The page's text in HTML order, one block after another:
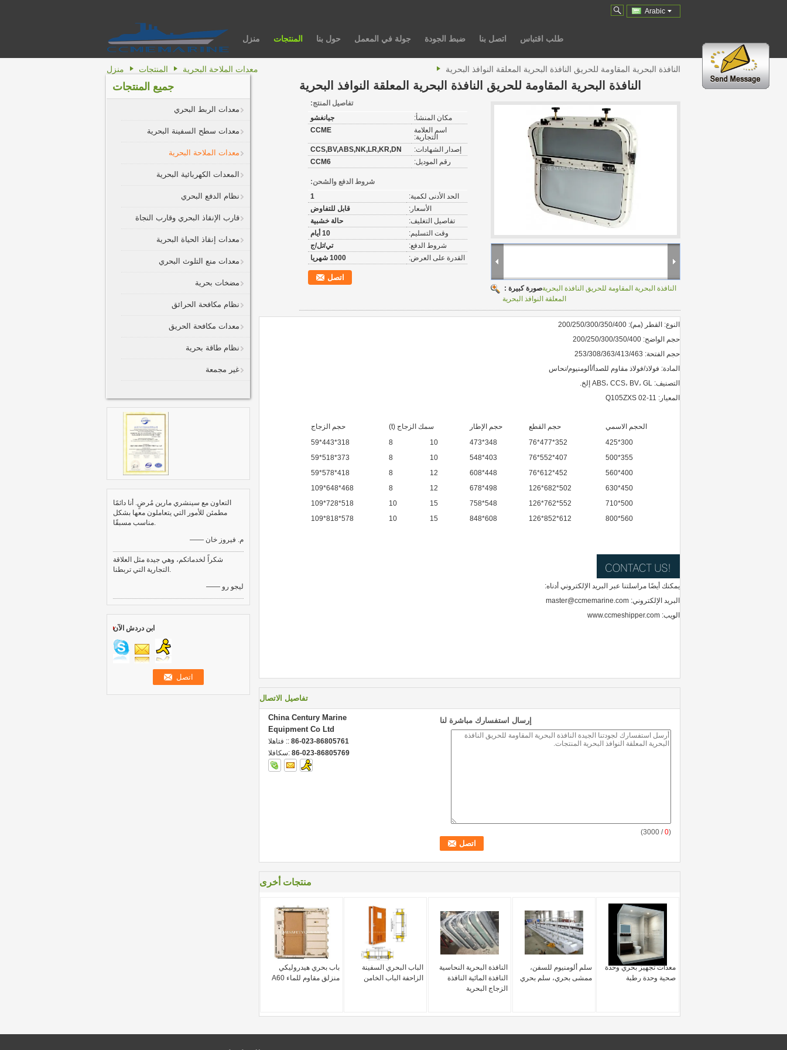
Arabic
منزل المنتجات حول بنا جولة في المعمل ضبط الجودة اتصل بنا طلب اقتباس
منزل المنتجات معدات الملاحة البحرية النافذة البحرية المقاومة للحريق النافذة البحرية المعلقة النوافذ البحرية
جميع المنتجات
معدات الربط البحري
معدات سطح السفينة البحرية
معدات الملاحة البحرية
المعدات الكهربائية البحرية
نظام الدفع البحري
قارب الإنقاذ البحري وقارب النجاة
معدات إنقاذ الحياة البحرية
معدات منع التلوث البحري
مضخات بحرية
نظام مكافحة الحرائق
معدات مكافحة الحريق
نظام طاقة بحرية
غير مجمعة
التعاون مع سينشري مارين مُرضٍ. أنا دائمًا
مطمئن للأمور التي يتعاملون معها بشكل
مناسب مسبقًا.
—— م. فيروز خان
شكراً لخدماتكم، وهي جيدة مثل العلاقة
التجارية التي تربطنا.
—— ليجو رو
ابن دردش الآن
النافذة البحرية المقاومة للحريق النافذة البحرية المعلقة النوافذ البحرية
صورة كبيرة :النافذة البحرية المقاومة للحريق النافذة البحرية
المعلقة النوافذ البحرية
تفاصيل المنتج:
مكان المنشأ:
جيانغشو
اسم العلامة
التجارية:
CCME
إصدار الشهادات:
CCS,BV,ABS,NK,LR,KR,DN
رقم الموديل:
CCM6
شروط الدفع والشحن:
الحد الأدنى لكمية:
1
الأسعار:
قابل للتفاوض
تفاصيل التغليف:
حالة خشبية
وقت التسليم:
10 أيام
شروط الدفع:
تي/تل/ج
القدرة على العرض:
1000 شهريا
اتصل
النوع: القطر (مم): 200/250/300/350/400
حجم الواضح: 200/250/300/350/400
حجم الفتحة: 253/308/363/413/463
المادة: فولاذ/فولاذ مقاوم للصدأ/ألومنيوم/نحاس
التصنيف: ABS، CCS، BV، GL إلخ.
المعيار: Q105ZXS 02-11
الحجم الاسمي حجم القطع حجم الإطار سمك الزجاج (t)
حجم الزجاج
300*425
352*477*76
348*473
10
8
318*443*59
355*500
407*552*76
403*548
10
8
373*518*59
400*560
452*612*76
448*608
12
8
418*578*59
450*630
502*682*126
498*678
12
8
468*648*109
500*710
552*762*126
548*758
15
10
518*728*109
560*800
612*852*126
608*848
15
10
578*818*109
يمكنك أيضًا مراسلتنا عبر البريد الإلكتروني أدناه:
البريد الإلكتروني: master@ccmemarine.com
الويب: www.ccmeshipper.com
تفاصيل الاتصال
China Century Marine
Equipment Co Ltd
الهاتف :: 86-023-86805761
الفاكس: 86-023-86805769
إرسال استفسارك مباشرة لنا
(
0
/ 3000)
منتجات أخرى
باب بحري هيدروليكي
منزلق مقاوم للماء A60
الباب البحري السفينة
الزاحفة الباب الخامن
النافذة البحرية النحاسية
النافذة المائية النافذة
الزجاج البحرية
سلم ألومنيوم للسفن،
ممشى بحري، سلم بحري
معدات تجهيز بحري وحدة
صحية وحدة رطبة